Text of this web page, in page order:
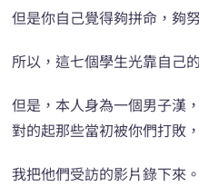
但是你自己覺得夠拼命，夠
所以，這七個學生光靠自己
但是，本人身為一個男子漢
對的起那些當初被你們打敗
我把他們受訪的影片錄下來。